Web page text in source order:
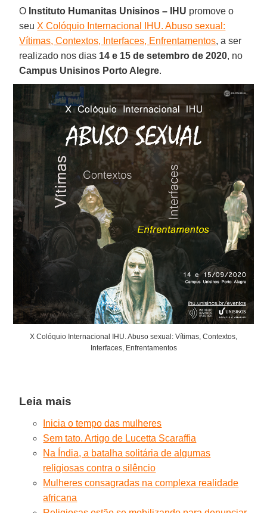
O Instituto Humanitas Unisinos – IHU promove o
seu X Colóquio Internacional IHU. Abuso sexual:
Vítimas, Contextos, Interfaces, Enfrentamentos, a ser
realizado nos dias 14 e 15 de setembro de 2020, no
Campus Unisinos Porto Alegre.
X Colóquio Internacional IHU. Abuso sexual: Vítimas, Contextos,
Interfaces, Enfrentamentos
Leia mais
Inicia o tempo das mulheres
Sem tato. Artigo de Lucetta Scaraffia
Na Índia, a batalha solitária de algumas
religiosas contra o silêncio
Mulheres consagradas na complexa realidade
africana